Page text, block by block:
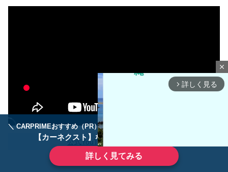
＼ CARPRIMEおすすめ（PR） ／
【カーネクスト】ならどんなクルマも高価買取
詳しく見てみる
公式YouTubeをもっと見る
close
arrow_forward_ios 詳しく見る